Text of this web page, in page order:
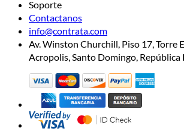
Soporte
Contactanos
info@contrata.com
Av. Winston Churchill, Piso 17, Torre
Acropolis, Santo Domingo, República